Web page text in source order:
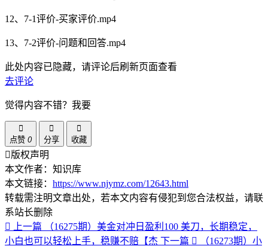
12、7-1评价-买家评价.mp4
13、7-2评价-问题和回答.mp4
此处内容已隐藏，请评论后刷新页面查看
去评论
觉得内容不错？我要
点赞 0 分享 收藏
版权声明
本文作者：知识库
本文链接： https://www.njymz.com/12643.html
转载需注明文章出处，若本文内容有侵犯到您合法权益，请联
系站长删除
上一篇
（16275期）美金对冲日盈利100 美刀，长期稳定，
小白也可以轻松上手，稳赚不赔【杰 下一篇
（16273期）小